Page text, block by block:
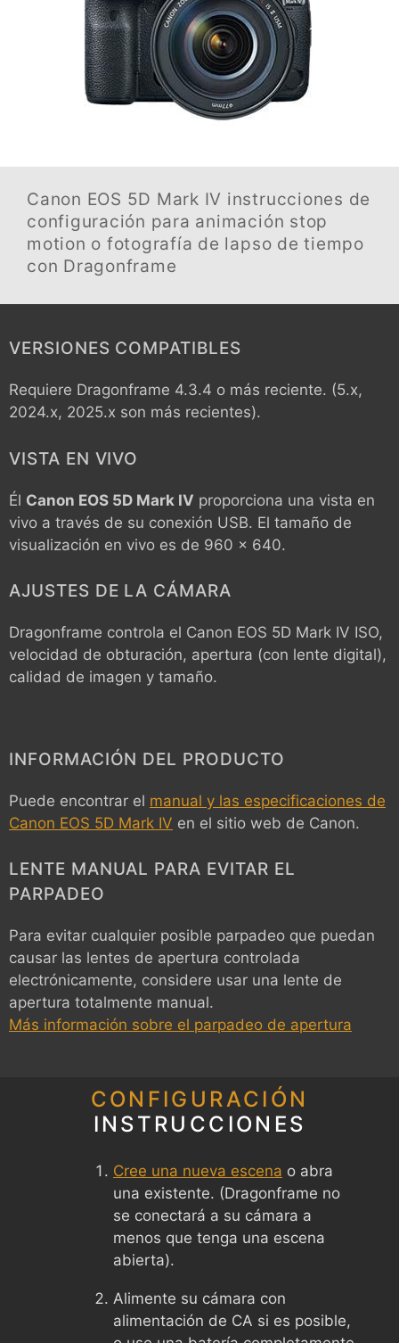
Canon EOS 5D Mark IV instrucciones de
configuración para animación stop
motion o fotografía de lapso de tiempo
con Dragonframe
VERSIONES COMPATIBLES
Requiere Dragonframe 4.3.4 o más reciente. (5.x,
2024.x, 2025.x son más recientes).
VISTA EN VIVO
Él Canon EOS 5D Mark IV proporciona una vista en
vivo a través de su conexión USB. El tamaño de
visualización en vivo es de 960 x 640.
AJUSTES DE LA CÁMARA
Dragonframe controla el Canon EOS 5D Mark IV ISO,
velocidad de obturación, apertura (con lente digital),
calidad de imagen y tamaño.
INFORMACIÓN DEL PRODUCTO
Puede encontrar el manual y las especificaciones de
Canon EOS 5D Mark IV en el sitio web de Canon.
LENTE MANUAL PARA EVITAR EL
PARPADEO
Para evitar cualquier posible parpadeo que puedan
causar las lentes de apertura controlada
electrónicamente, considere usar una lente de
apertura totalmente manual.
Más información sobre el parpadeo de apertura
CONFIGURACIÓN
INSTRUCCIONES
Cree una nueva escena o abra
una existente. (Dragonframe no
se conectará a su cámara a
menos que tenga una escena
abierta).
Alimente su cámara con
alimentación de CA si es posible,